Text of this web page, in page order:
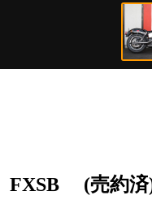
FXSB (売約済